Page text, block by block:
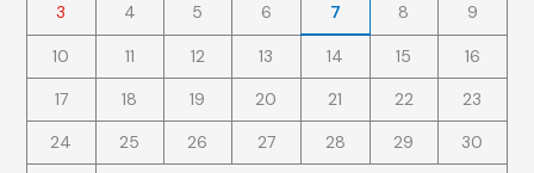
3
4 5 6 7 8 9
10 11 12 13 14 15
16
17
18 19 20 21 22
23
24
25 26 27 28 29
30